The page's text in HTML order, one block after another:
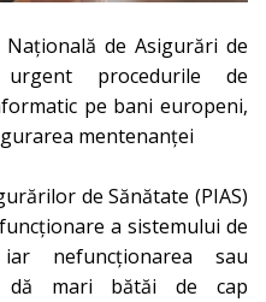
de Asigurări de
procedurile de
pe bani europeni,
mentenanței
de Sănătate (PIAS)
a sistemului de
nefuncționarea sau
dă mari bătăi de cap